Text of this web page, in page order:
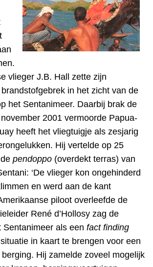
vlieger J.B. Hall zette zijn
in het zicht van de
het Sentanimeer. Daarbij brak de
2001 vermoorde Papua-
heeft het vliegtuigje als zesjarig
Hij vertelde op 25
pendoppo (overdekt terras) van
‘De vlieger kon ongehinderd
en werd aan de kant
piloot overleefde de
René d’Hollosy zag de
Sentanimeer als een fact finding
in kaart te brengen voor een
Hij zamelde zoveel mogelijk